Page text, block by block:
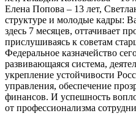
Елена Попова – 13 лет,
структуре и молодые кадры:
здесь 7 месяцев, оттачивает
прислушиваясь к советам
Федеральное казначейство
развивающаяся система,
укрепление устойчивости
управления, обеспечение
финансов. И успешность
от профессионализма